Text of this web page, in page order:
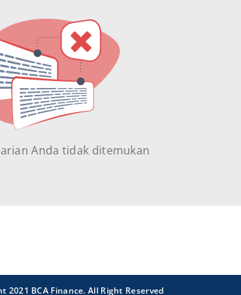
Anda tidak ditemukan
2021 BCA Finance. All Right Reserved